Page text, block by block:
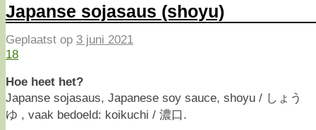
Japanse sojasaus (shoyu)
Geplaatst op 3 juni 2021
18
Hoe heet het?
Japanse sojasaus, Japanese soy sauce, shoyu / しょう
ゆ , vaak bedoeld: koikuchi / 濃口.